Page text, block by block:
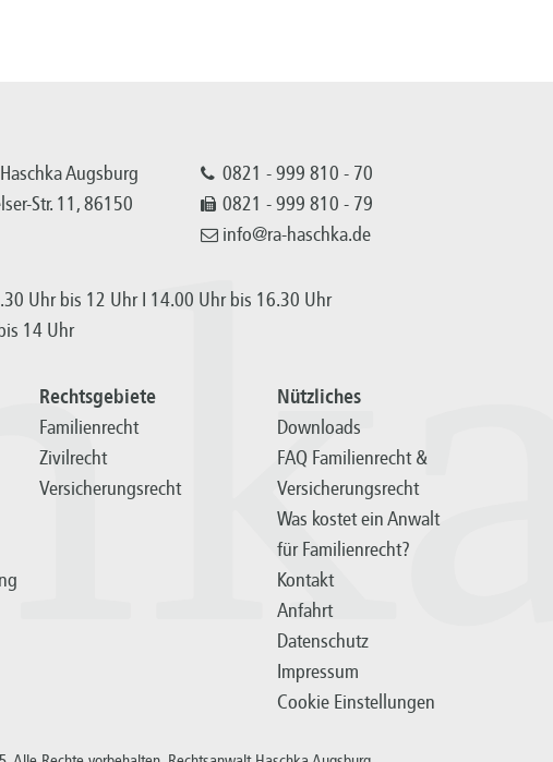
Augsburg
Str. 11, 86150
0821 - 999 810 - 70
0821 - 999 810 - 79
info@ra-haschka.de
Uhr bis 12 Uhr I 14.00 Uhr bis 16.30 Uhr
14 Uhr
Rechtsgebiete
Familienrecht
Zivilrecht
Versicherungsrecht
Nützliches
Downloads
FAQ Familienrecht &
Versicherungsrecht
Was kostet ein Anwalt
für Familienrecht?
Kontakt
Anfahrt
Datenschutz
Impressum
Cookie Einstellungen